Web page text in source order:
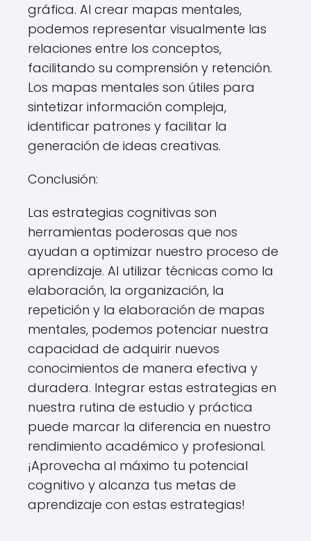
gráfica. Al crear mapas mentales,
podemos representar visualmente las
relaciones entre los conceptos,
facilitando su comprensión y retención.
Los mapas mentales son útiles para
sintetizar información compleja,
identificar patrones y facilitar la
generación de ideas creativas.
Conclusión:
Las estrategias cognitivas son
herramientas poderosas que nos
ayudan a optimizar nuestro proceso de
aprendizaje. Al utilizar técnicas como la
elaboración, la organización, la
repetición y la elaboración de mapas
mentales, podemos potenciar nuestra
capacidad de adquirir nuevos
conocimientos de manera efectiva y
duradera. Integrar estas estrategias en
nuestra rutina de estudio y práctica
puede marcar la diferencia en nuestro
rendimiento académico y profesional.
¡Aprovecha al máximo tu potencial
cognitivo y alcanza tus metas de
aprendizaje con estas estrategias!